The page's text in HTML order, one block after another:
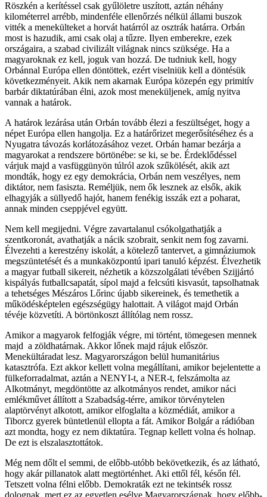
Röszkén a kerítéssel csak gyűlöletre uszított, aztán néhány
kilométerrel arrébb, mindenféle ellenőrzés nélkül állami buszok
vitték a menekülteket a horvát határról az osztrák határra. Orbán
most is hazudik, ami csak olaj a tűzre. Ilyen emberekre, ezek
országaira, a szabad civilizált világnak nincs szüksége. Ha a
magyaroknak ez kell, joguk van hozzá. De tudniuk kell, hogy
Orbánnal Európa ellen döntöttek, ezért viselniük kell a döntésük
következményeit. Akik nem akarnak Európa közepén egy primitív
barbár diktatúrában élni, azok most meneküljenek, amíg nyitva
vannak a határok.
A határok lezárása után Orbán tovább élezi a feszültséget, hogy a
népet Európa ellen hangolja. Ez a határőrizet megerősítéséhez és a
Nyugatra távozás korlátozásához vezet. Orbán hamar bezárja a
magyarokat a rendszere börtönébe: se ki, se be. Érdeklődéssel
várjuk majd a vasfüggünyön túlról azok szűkölését, akik azt
mondták, hogy ez egy demokrácia, Orbán nem veszélyes, nem
diktátor, nem fasiszta. Reméljük, nem ők lesznek az elsők, akik
elhagyják a süllyedő hajót, hanem fenékig isszák ezt a poharat,
annak minden cseppjével együtt.
Nem kell megijedni. Végre zavartalanul csókolgathatják a
szentkoronát, avathatják a nácik szobrait, senkit nem fog zavarni.
Élvezehti a kerestzény iskolát, a kötelező tantervet, a gimnáziumok
megszüntetését és a munkaközpontú ipari tanuló képzést. Élvezhetik
a magyar futball sikereit, nézhetik a közszolgálati tévében Szijjártó
kispályás futballcsapatát, sípol majd a felcsúti kisvasút, tapsolhatnak
a tehetséges Mészáros Lőrinc újabb sikereinek, és temethetik a
működésképtelen egészségügy halottait. A világot majd Orbán
tévéje közvetíti. A börtönkoszt állítólag nem rossz.
Amikor a magyarok felfogják végre, mi történt, tömegesen mennek
majd a zöldhatárnak. Akkor lőnek majd rájuk először.
Menekültáradat lesz. Magyarországon belül humanitárius
katasztrófa. Ezt akkor kellett volna megállítani, amikor bejelentette a
fülkeforradalmat, aztán a NENYI-t, a NER-t, felszámolta az
Alkotmányt, megdöntötte az alkotmányos rendet, amikor náci
emlékművet állított a Szabadság-térre, amikor törvénytelen
alaptörvényt alkotott, amikor elfoglalta a közmédiát, amikor a
Tiborcz gyerek büntetlenül ellopta a fát. Amikor Bolgár a rádióban
azt mondta, hogy ez nem diktatúra. Tegnap kellett volna és holnap.
De ezt is elszalasztottátok.
Még nem dőlt el semmi, de előbb-utóbb bekövetkezik, és az látható,
hogy akár pillanatok alatt megtörténhet. Aki ettől fél, későn fél.
Tetszett volna félni előbb. Demokraták ezt ne tekintsék rossz
dolognak, mert ez az egyetlen esélye Magyarországnak, hogy előbb-